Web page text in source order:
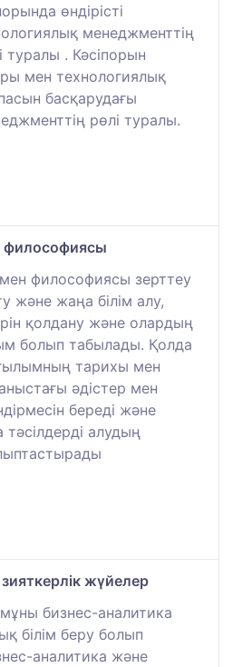
өндірісті
менеджменттің
туралы . Кәсіпорын
мен технологиялық
басқарудағы
рөлі туралы.
философиясы зерттеу
және жаңа білім алу,
қолдану және олардың
болып табылады. Қолда
ғылымның тарихы мен
әдістер мен
береді және
тәсілдерді алудың
жүйелер
бизнес-аналитика
білім беру болып
аналитика және